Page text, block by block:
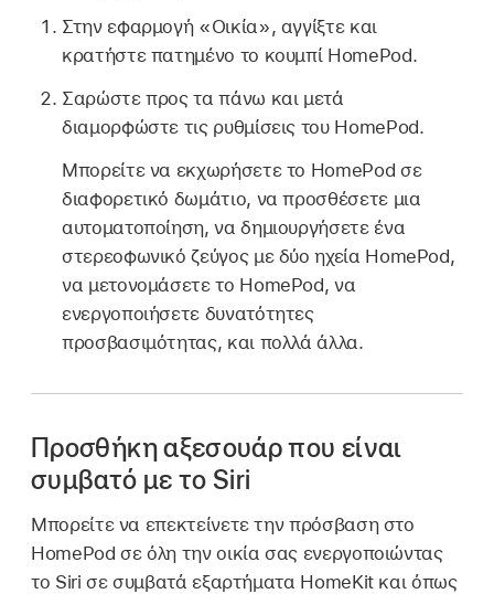
Στην εφαρμογή «Οικία», αγγίξτε και
κρατήστε πατημένο το κουμπί HomePod.
Σαρώστε προς τα πάνω και μετά
διαμορφώστε τις ρυθμίσεις του HomePod.
Μπορείτε να εκχωρήσετε το HomePod σε
διαφορετικό δωμάτιο, να προσθέσετε μια
αυτοματοποίηση, να δημιουργήσετε ένα
στερεοφωνικό ζεύγος με δύο ηχεία HomePod,
να μετονομάσετε το HomePod, να
ενεργοποιήσετε δυνατότητες
προσβασιμότητας, και πολλά άλλα.
Προσθήκη αξεσουάρ που είναι
συμβατό με το Siri
Μπορείτε να επεκτείνετε την πρόσβαση στο
HomePod σε όλη την οικία σας ενεργοποιώντας
το Siri σε συμβατά εξαρτήματα HomeKit και όπως